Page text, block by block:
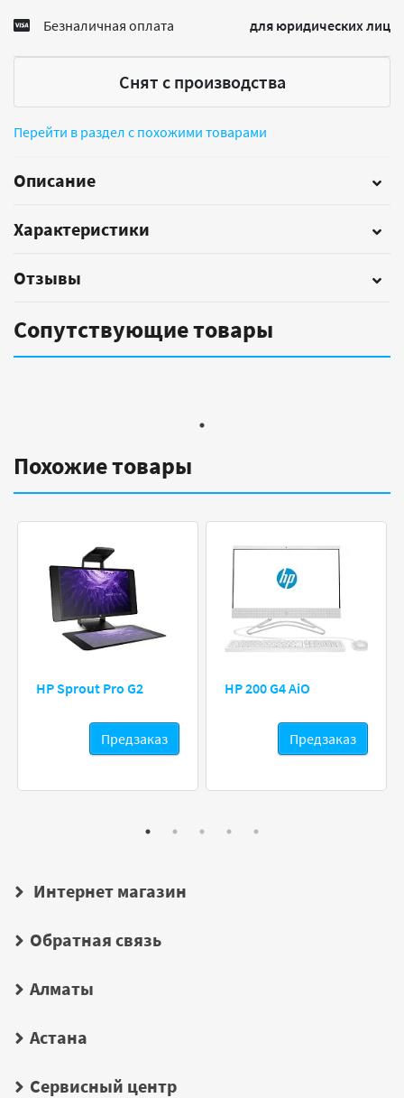
Безналичная оплата для юридических лиц
Снят с производства
Перейти в раздел с похожими товарами
Описание
Характеристики
Отзывы
Сопутствующие товары
Похожие товары
HP Sprout Pro G2
Предзаказ
HP 200 G4 AiO
Предзаказ
Интернет магазин
Обратная связь
Алматы
Астана
Сервисный центр